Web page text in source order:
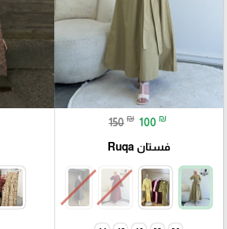
150 ₪ 100 ₪
فستان Ruqa